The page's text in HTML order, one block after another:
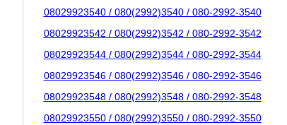
08029923540 / 080(2992)3540 / 080-2992-3540
08029923542 / 080(2992)3542 / 080-2992-3542
08029923544 / 080(2992)3544 / 080-2992-3544
08029923546 / 080(2992)3546 / 080-2992-3546
08029923548 / 080(2992)3548 / 080-2992-3548
08029923550 / 080(2992)3550 / 080-2992-3550